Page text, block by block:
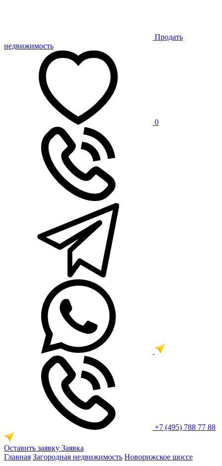
Продать
недвижимость
0
+7 (495) 788 77 88
Оставить заявку Заявка
Главная Загородная недвижимость Новорижское шоссе